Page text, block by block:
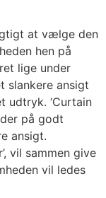
at vælge den
hen på
lige under
slankere ansigt
udtryk. ‘Curtain
på godt
ansigt.
vil sammen give
vil ledes